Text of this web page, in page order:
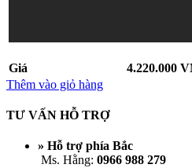
Giá 4.220.000
Thêm vào giỏ hàng
TƯ VẤN HỖ TRỢ
» Hỗ trợ phía Bắc
Ms. Hằng: 0966 988 279